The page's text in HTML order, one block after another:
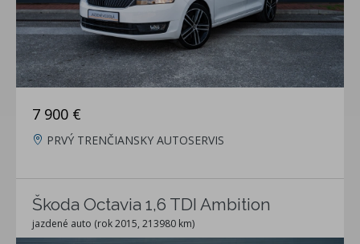
7 900 €
PRVÝ TRENČIANSKY AUTOSERVIS
Škoda Octavia 1,6 TDI Ambition
jazdené auto (rok 2015, 213980 km)